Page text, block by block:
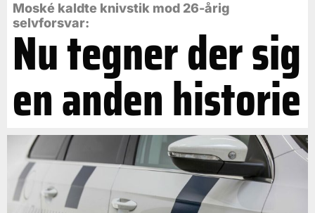
Moské kaldte knivstik mod 26-årig
selvforsvar:
Nu tegner der sig
en anden historie